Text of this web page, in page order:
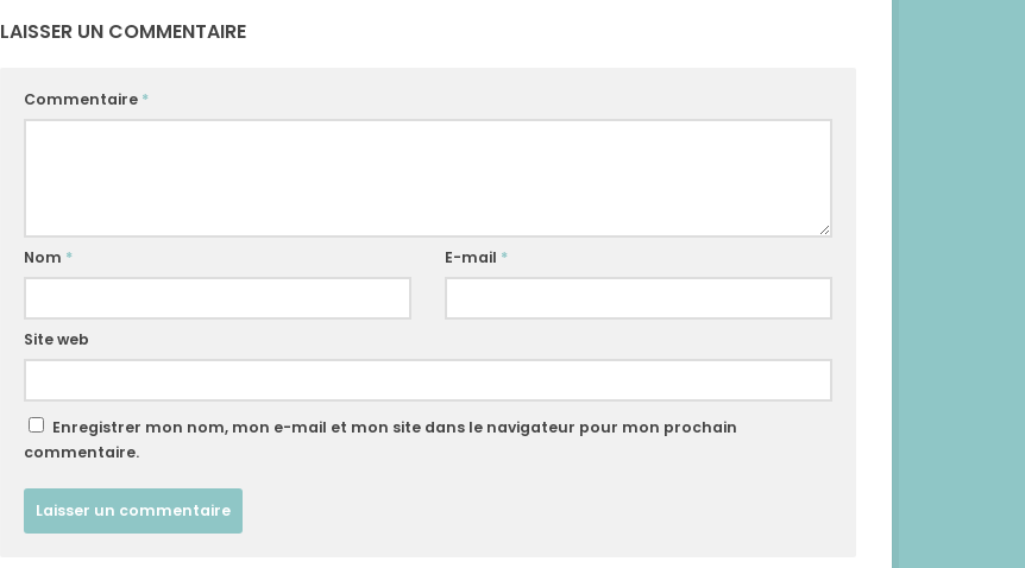
LAISSER UN COMMENTAIRE
Commentaire *
Nom * E-mail *
Site web
Enregistrer mon nom, mon e-mail et mon site dans le navigateur pour mon prochain
commentaire.